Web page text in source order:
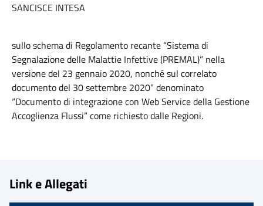
SANCISCE INTESA
sullo schema di Regolamento recante “Sistema di
Segnalazione delle Malattie Infettive (PREMAL)” nella
versione del 23 gennaio 2020, nonché sul correlato
documento del 30 settembre 2020” denominato
“Documento di integrazione con Web Service della Gestione
Accoglienza Flussi” come richiesto dalle Regioni.
Link e Allegati